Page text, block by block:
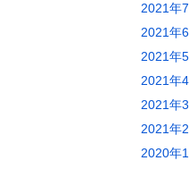
2021年
2021年
2021年
2021年
2021年
2021年
2020年